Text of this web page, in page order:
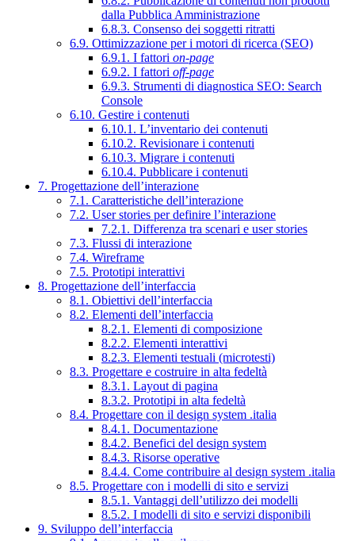
dalla Pubblica Amministrazione
6.8.3. Consenso dei soggetti ritratti
6.9. Ottimizzazione per i motori di ricerca (SEO)
6.9.1. I fattori on-page
6.9.2. I fattori off-page
6.9.3. Strumenti di diagnostica SEO: Search
Console
6.10. Gestire i contenuti
6.10.1. L’inventario dei contenuti
6.10.2. Revisionare i contenuti
6.10.3. Migrare i contenuti
6.10.4. Pubblicare i contenuti
7. Progettazione dell’interazione
7.1. Caratteristiche dell’interazione
7.2. User stories per definire l’interazione
7.2.1. Differenza tra scenari e user stories
7.3. Flussi di interazione
7.4. Wireframe
7.5. Prototipi interattivi
8. Progettazione dell’interfaccia
8.1. Obiettivi dell’interfaccia
8.2. Elementi dell’interfaccia
8.2.1. Elementi di composizione
8.2.2. Elementi interattivi
8.2.3. Elementi testuali (microtesti)
8.3. Progettare e costruire in alta fedeltà
8.3.1. Layout di pagina
8.3.2. Prototipi in alta fedeltà
8.4. Progettare con il design system .italia
8.4.1. Documentazione
8.4.2. Benefici del design system
8.4.3. Risorse operative
8.4.4. Come contribuire al design system .italia
8.5. Progettare con i modelli di sito e servizi
8.5.1. Vantaggi dell’utilizzo dei modelli
8.5.2. I modelli di sito e servizi disponibili
9. Sviluppo dell’interfaccia